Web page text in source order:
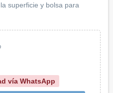
superficie y bolsa para
vía WhatsApp